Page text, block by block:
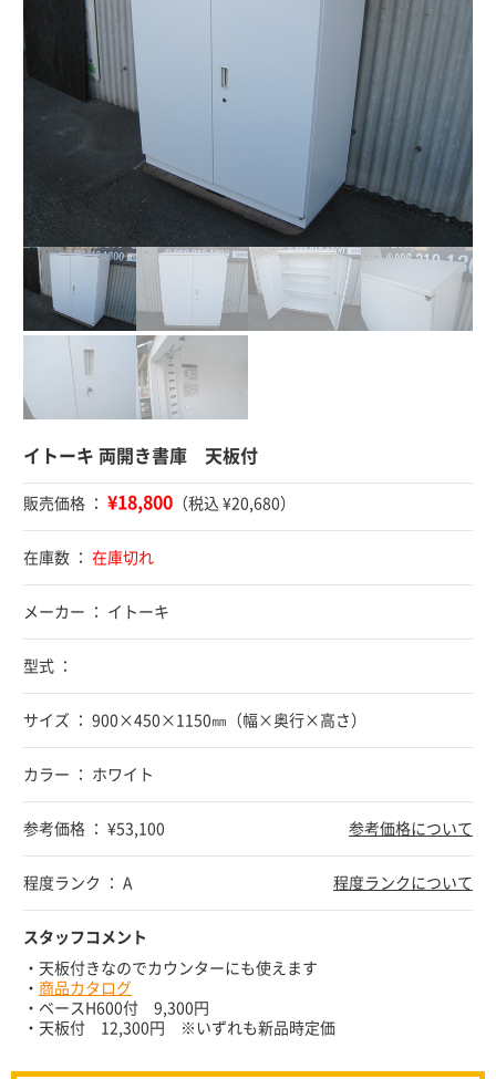
イトーキ 両開き書庫 天板付
販売価格 ： ¥18,800 （税込 ¥20,680）
在庫数 ： 在庫切れ
メーカー ： イトーキ
型式 ：
サイズ ： 900×450×1150㎜（幅×奥行×高さ）
カラー ： ホワイト
参考価格 ： ¥53,100 参考価格について
程度ランク ： A 程度ランクについて
スタッフコメント
・天板付きなのでカウンターにも使えます
・ 商品カタログ
・ベースH600付 9,300円
・天板付 12,300円 ※いずれも新品時定価